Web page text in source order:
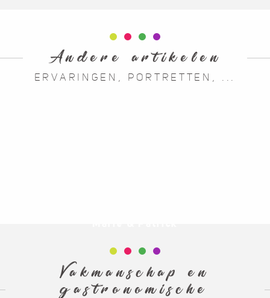
Andere artikelen
ERVARINGEN, PORTRETTEN, ...
Vakmanschap en
gastronomische